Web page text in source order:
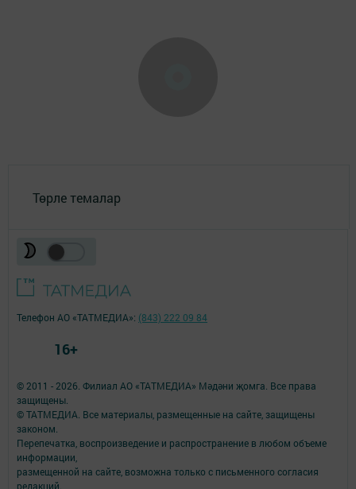
Төрле темалар
© 2011 - 2026. Филиал АО «ТАТМЕДИА» Мәдәни җомга. Все права
защищены.
© ТАТМЕДИА. Все материалы, размещенные на сайте, защищены
законом.
Перепечатка, воспроизведение и распространение в любом объеме
информации,
размещенной на сайте, возможна только с письменного согласия
редакций.
Телефон АО «ТАТМЕДИА»: (843) 222 09 84
16+